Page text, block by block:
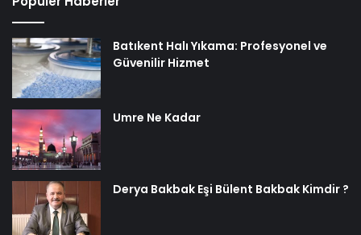
Batıkent Halı Yıkama: Profesyonel ve
Güvenilir Hizmet
Umre Ne Kadar
Derya Bakbak Eşi Bülent Bakbak Kimdir ?